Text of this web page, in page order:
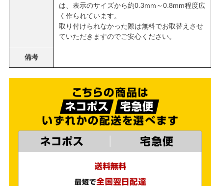
は、表示のサイズから約0.3mm～0.8mm程度広
く作られています。
取り付けられなかった際は無料でお取替えさせ
ていただきますのでご安心ください。
備考